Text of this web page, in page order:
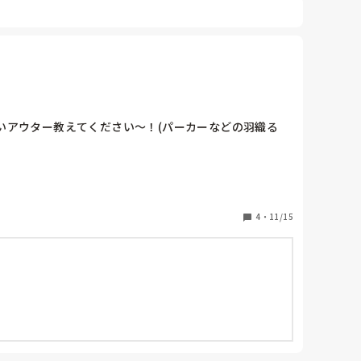
ウター教えてください〜！(パーカーなどの羽織る
4 ・ 11/15